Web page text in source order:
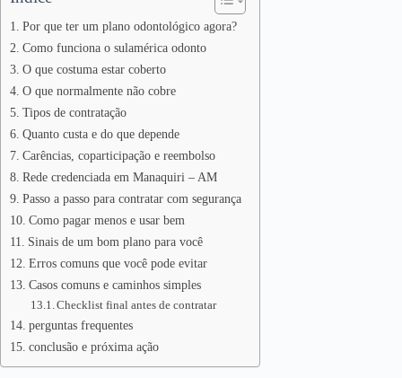
Por que ter um plano odontológico agora?
Como funciona o sulamérica odonto
O que costuma estar coberto
O que normalmente não cobre
Tipos de contratação
Quanto custa e do que depende
Carências, coparticipação e reembolso
Rede credenciada em Manaquiri – AM
Passo a passo para contratar com segurança
Como pagar menos e usar bem
Sinais de um bom plano para você
Erros comuns que você pode evitar
Casos comuns e caminhos simples
Checklist final antes de contratar
perguntas frequentes
conclusão e próxima ação